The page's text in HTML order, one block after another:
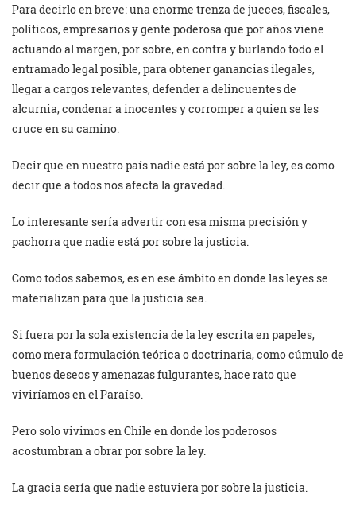
Para decirlo en breve: una enorme trenza de jueces, fiscales,
políticos, empresarios y gente poderosa que por años viene
actuando al margen, por sobre, en contra y burlando todo el
entramado legal posible, para obtener ganancias ilegales,
llegar a cargos relevantes, defender a delincuentes de
alcurnia, condenar a inocentes y corromper a quien se les
cruce en su camino.
Decir que en nuestro país nadie está por sobre la ley, es como
decir que a todos nos afecta la gravedad.
Lo interesante sería advertir con esa misma precisión y
pachorra que nadie está por sobre la justicia.
Como todos sabemos, es en ese ámbito en donde las leyes se
materializan para que la justicia sea.
Si fuera por la sola existencia de la ley escrita en papeles,
como mera formulación teórica o doctrinaria, como cúmulo de
buenos deseos y amenazas fulgurantes, hace rato que
viviríamos en el Paraíso.
Pero solo vivimos en Chile en donde los poderosos
acostumbran a obrar por sobre la ley.
La gracia sería que nadie estuviera por sobre la justicia.